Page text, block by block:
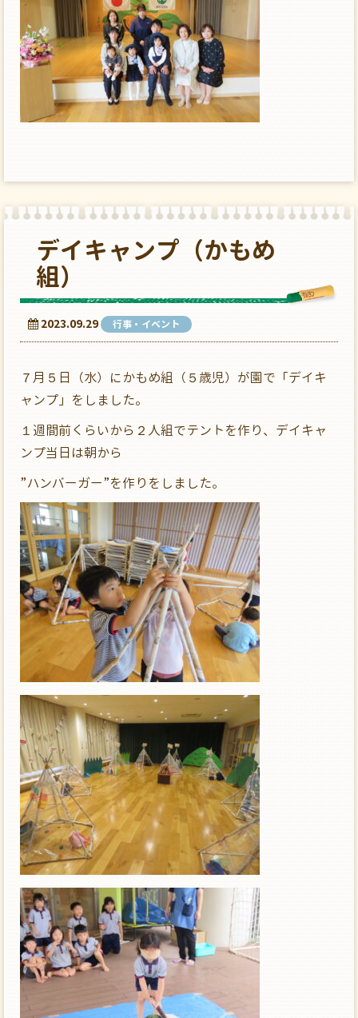
デイキャンプ（かもめ
組）
2023.09.29 行事・イベント
７月５日（水）にかもめ組（５歳児）が園で「デイキ
ャンプ」をしました。
１週間前くらいから２人組でテントを作り、デイキャ
ンプ当日は朝から
”ハンバーガー”を作りをしました。